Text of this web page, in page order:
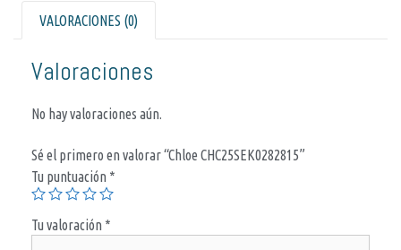
VALORACIONES (0)
Valoraciones
No hay valoraciones aún.
Sé el primero en valorar “Chloe CHC25SEK0282815”
Tu puntuación *
Tu valoración *